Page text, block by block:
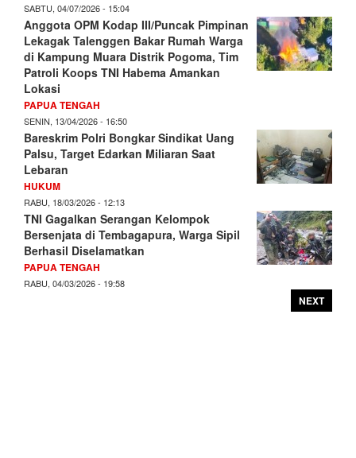
SABTU, 04/07/2026 - 15:04
Anggota OPM Kodap III/Puncak Pimpinan
Lekagak Talenggen Bakar Rumah Warga
di Kampung Muara Distrik Pogoma, Tim
Patroli Koops TNI Habema Amankan
Lokasi
PAPUA TENGAH
SENIN, 13/04/2026 - 16:50
Bareskrim Polri Bongkar Sindikat Uang
Palsu, Target Edarkan Miliaran Saat
Lebaran
HUKUM
RABU, 18/03/2026 - 12:13
TNI Gagalkan Serangan Kelompok
Bersenjata di Tembagapura, Warga Sipil
Berhasil Diselamatkan
PAPUA TENGAH
RABU, 04/03/2026 - 19:58
NEXT